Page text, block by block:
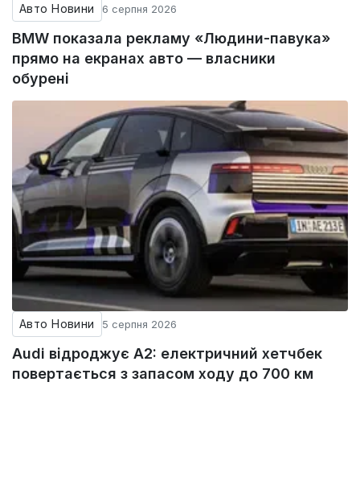
Авто Новини 6 серпня 2026
BMW показала рекламу «Людини-павука»
прямо на екранах авто — власники
обурені
Авто Новини 5 серпня 2026
Audi відроджує A2: електричний хетчбек
повертається з запасом ходу до 700 км